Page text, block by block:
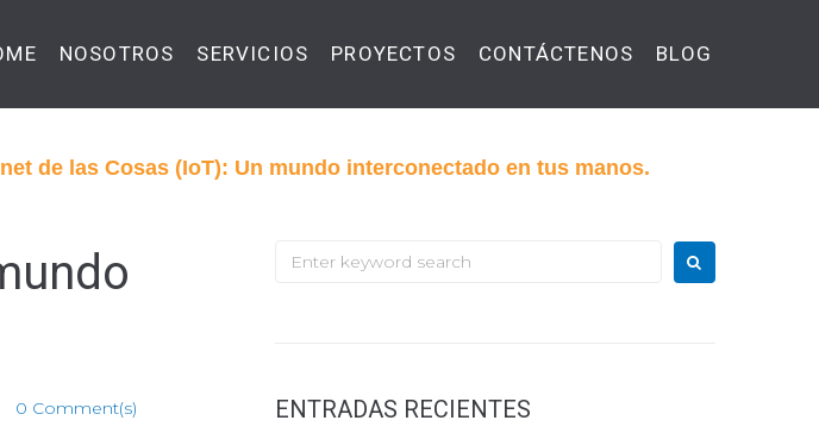
NOSOTROS SERVICIOS PROYECTOS CONTÁCTENOS BLOG
de las Cosas (IoT): Un mundo interconectado en tus manos.
0 Comment(s)
Search
ENTRADAS RECIENTES